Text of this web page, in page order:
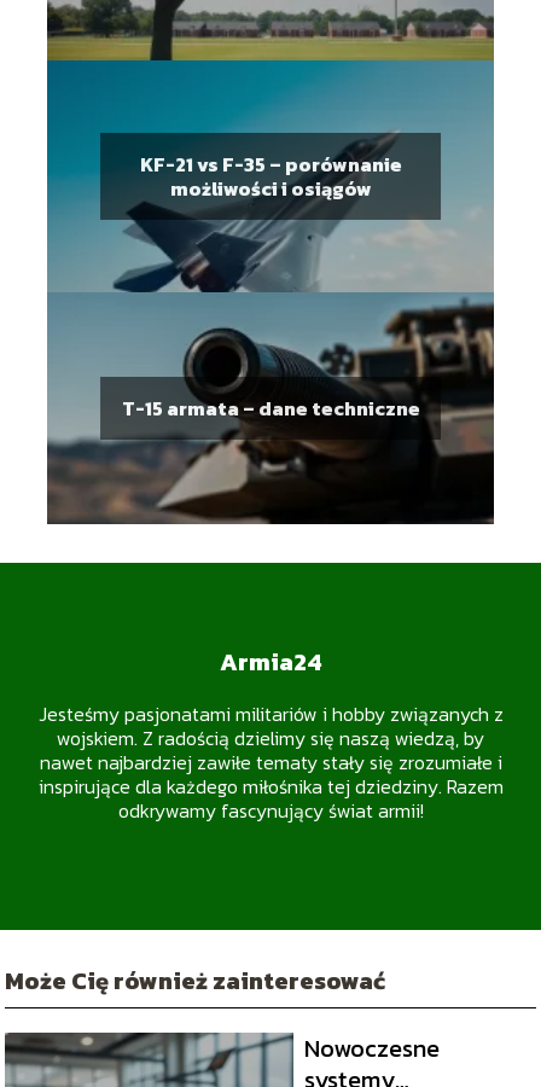
KF-21 vs F-35 – porównanie
możliwości i osiągów
T-15 armata – dane techniczne
Armia24
Jesteśmy pasjonatami militariów i hobby związanych z
wojskiem. Z radością dzielimy się naszą wiedzą, by
nawet najbardziej zawiłe tematy stały się zrozumiałe i
inspirujące dla każdego miłośnika tej dziedziny. Razem
odkrywamy fascynujący świat armii!
Może Cię również zainteresować
Nowoczesne
systemy